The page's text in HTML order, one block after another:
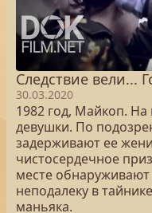
Следствие вели...
30.03.2020
1982 год, Майкоп. На
девушки. По
задерживают ее
чистосердечное
месте
неподалеку в
маньяка.